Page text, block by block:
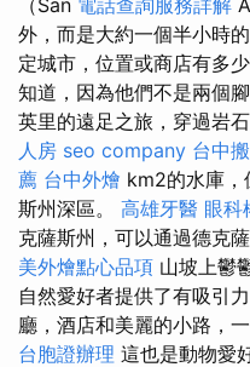
（San 電話查詢服務詳解
外，而是大約一個半小時
定城市，位置或商店有多
知道，因為他們不是兩個
英里的遠足之旅，穿過岩
人房 seo company 台中
薦 台中外燴 km2的水庫，
斯州深區。 高雄牙醫 眼科
克薩斯州，可以通過德克
美外燴點心品項 山坡上鬱
自然愛好者提供了有吸引
廳，酒店和美麗的小路，
台胞證辦理 這也是動物愛